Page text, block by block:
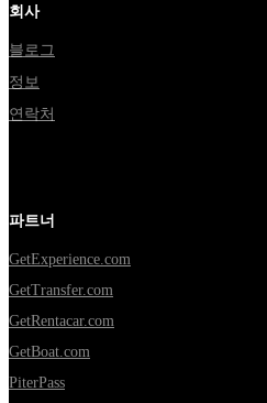
회사
블로그
정보
연락처
파트너
GetExperience.com
GetTransfer.com
GetRentacar.com
GetBoat.com
PiterPass